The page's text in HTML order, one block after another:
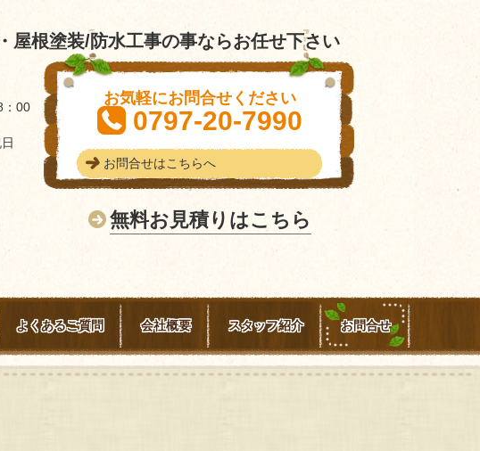
根塗装/防水工事の事ならお任せ下さい
：00
お気軽にお問合せください
0797-20-7990
お問合せはこちらへ
無料お見積りはこちら
よくあるご質問 会社概要 スタッフ紹介 お問合せ